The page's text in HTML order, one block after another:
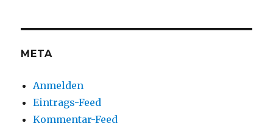
anzeigenanzeigen
META
Anmelden
Eintrags-Feed
Kommentar-Feed